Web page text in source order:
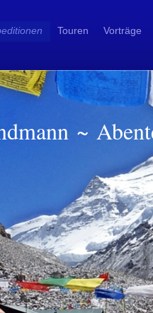
Touren Vorträge
~